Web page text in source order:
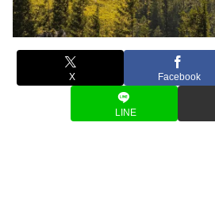
X Facebook
LINE